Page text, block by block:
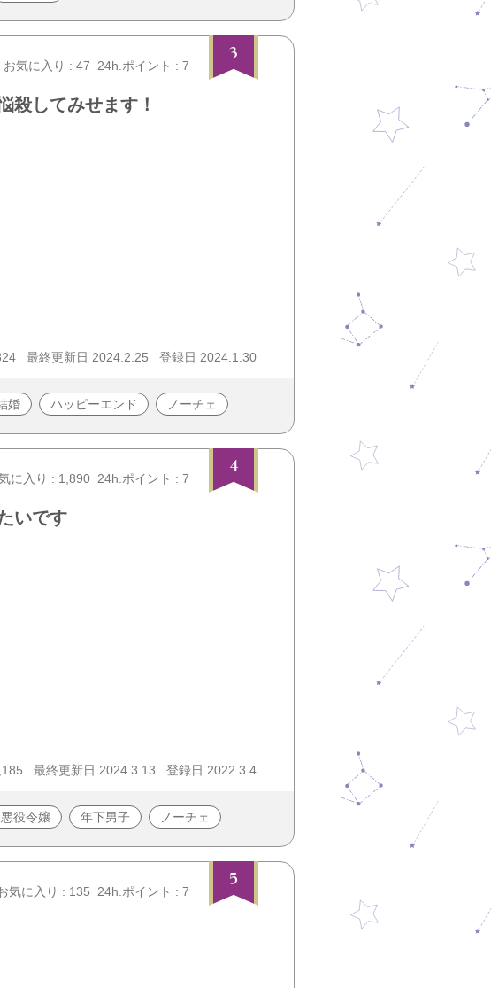
3
お気に入り : 47 24h.ポイント : 7
殺してみせます！
最終更新日 2024.2.25 登録日 2024.1.30
婚 ハッピーエンド ノーチェ
4
に入り : 1,890 24h.ポイント : 7
いです
最終更新日 2024.3.13 登録日 2022.3.4
悪役令嬢 年下男子 ノーチェ
5
気に入り : 135 24h.ポイント : 7